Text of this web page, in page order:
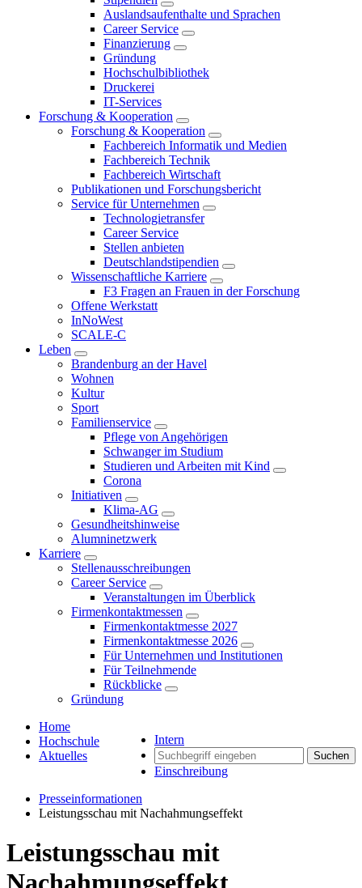
Auslandsaufenthalte und Sprachen
Career Service
Finanzierung
Gründung
Hochschulbibliothek
Druckerei
IT-Services
Forschung & Kooperation
Forschung & Kooperation
Fachbereich Informatik und Medien
Fachbereich Technik
Fachbereich Wirtschaft
Publikationen und Forschungsbericht
Service für Unternehmen
Technologietransfer
Career Service
Stellen anbieten
Deutschlandstipendien
Wissenschaftliche Karriere
F3 Fragen an Frauen in der Forschung
Offene Werkstatt
InNoWest
SCALE-C
Leben
Brandenburg an der Havel
Wohnen
Kultur
Sport
Familienservice
Pflege von Angehörigen
Schwanger im Studium
Studieren und Arbeiten mit Kind
Corona
Initiativen
Klima-AG
Gesundheitshinweise
Alumninetzwerk
Karriere
Stellenausschreibungen
Career Service
Veranstaltungen im Überblick
Firmenkontaktmessen
Firmenkontaktmesse 2027
Firmenkontaktmesse 2026
Für Unternehmen und Institutionen
Für Teilnehmende
Rückblicke
Gründung
Intern
Suchen
Einschreibung
Home
Hochschule
Aktuelles
Presseinformationen
Leistungsschau mit Nachahmungseffekt
Leistungsschau mit